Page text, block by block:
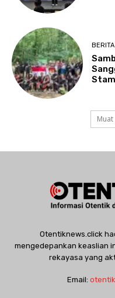
BERITA
Otentiknews.click
mengedepankan keaslian
rekayasa yang
Email: